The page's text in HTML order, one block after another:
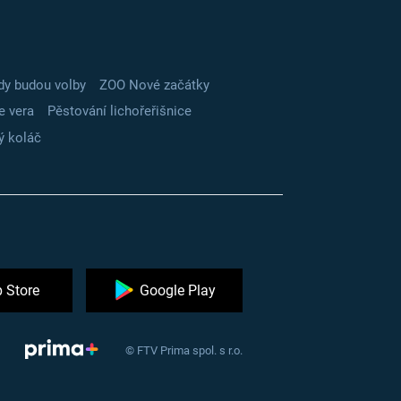
budou volby
ZOO Nové začátky
vera
Pěstování lichořeřišnice
koláč
Store Google Play
© FTV Prima spol. s r.o.